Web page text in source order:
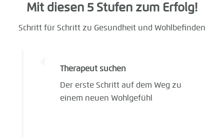
Mit diesen 5 Stufen zum Erfolg!
Schritt für Schritt zu Gesundheit und Wohlbefinden
Therapeut suchen
Der erste Schritt auf dem Weg zu
einem neuen Wohlgefühl